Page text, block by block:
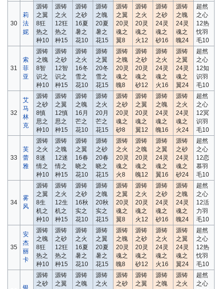
30
莉
法
妮
源铸
之翼
8狂
热之
种10
源铸
之火
12狂
热之
种15
源铸
之砂
16夏
暑之
花10
源铸
之魄
20夏
暑之
花15
源铸
之翼
20灵
魂之
翼8
源铸
之火
20灵
魂之
火12
源铸
之砂
24灵
魂之
砂16
源铸
之魄
24灵
魂之
魄24
超然
之心
12热
忱羽
毛10
31
索
菲
亚
源铸
之魄
8智
识之
种10
源铸
之砂
12智
识之
种15
源铸
之火
16冬
雪之
花10
源铸
之翼
20冬
雪之
花15
源铸
之魄
20灵
魂之
魄8
源铸
之砂
20灵
魂之
砂12
源铸
之火
24灵
魂之
火16
源铸
之翼
24灵
魂之
翼24
超然
之心
12知
识羽
毛10
32
艾
马
林
克
源铸
之砂
8慎
思之
种10
源铸
之翼
12慎
思之
种15
源铸
之魄
16月
芒之
花10
源铸
之火
20月
芒之
花15
源铸
之砂
20灵
魂之
砂8
源铸
之翼
20灵
魂之
翼12
源铸
之魄
24灵
魂之
魄16
源铸
之火
24灵
魂之
火24
超然
之心
12冥
识羽
毛10
33
芙
蕾
雅
源铸
之火
8迷
情之
种10
源铸
之魄
12迷
情之
种15
源铸
之翼
16春
晓之
花10
源铸
之砂
20春
晓之
花15
源铸
之火
20灵
魂之
火8
源铸
之魄
20灵
魂之
魄12
源铸
之翼
24灵
魂之
翼16
源铸
之砂
24灵
魂之
砂24
超然
之心
12恋
慕羽
毛10
34
雾
风
源铸
之翼
8生
机之
种10
源铸
之火
12生
机之
种15
源铸
之砂
16秋
实之
花10
源铸
之魄
20秋
实之
花15
源铸
之翼
20灵
魂之
翼8
源铸
之火
20灵
魂之
火12
源铸
之砂
24灵
魂之
砂16
源铸
之魄
24灵
魂之
魄24
超然
之心
12活
力羽
毛10
35
安
杰
丽
卡
源铸
之魄
8狂
热之
种10
源铸
之砂
12狂
热之
种15
源铸
之火
16夏
暑之
花10
源铸
之翼
20夏
暑之
花15
源铸
之魄
20灵
魂之
魄8
源铸
之砂
20灵
魂之
砂12
源铸
之火
24灵
魂之
火16
源铸
之翼
24灵
魂之
翼24
超然
之心
12热
忱羽
毛10
源铸
之砂
源铸
之翼
源铸
之魄
源铸
之火
源铸
之砂
源铸
之翼
源铸
之魄
源铸
之火
超然
之心